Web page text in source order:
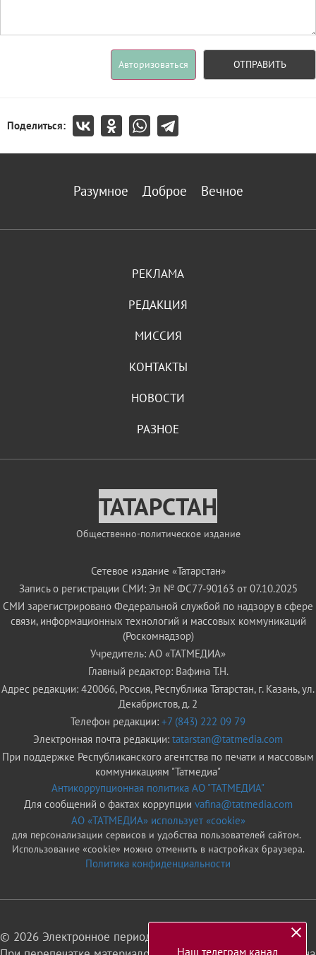
Авторизоваться ОТПРАВИТЬ
Поделиться:
Разумное Доброе Вечное
РЕКЛАМА
РЕДАКЦИЯ
МИССИЯ
КОНТАКТЫ
НОВОСТИ
РАЗНОЕ
ТАТАРСТАН
Общественно-политическое издание
Сетевое издание «Татарстан»
Запись о регистрации СМИ: Эл № ФС77-90163 от 07.10.2025
СМИ зарегистрировано Федеральной службой по надзору в сфере
связи, информационных технологий и массовых коммуникаций
(Роскомнадзор)
Учредитель: АО «ТАТМЕДИА»
Главный редактор: Вафина Т.Н.
Адрес редакции: 420066, Россия, Республика Татарстан, г. Казань, ул.
Декабристов, д. 2
Телефон редакции: +7 (843) 222 09 79
Электронная почта редакции: tatarstan@tatmedia.com
При поддержке Республиканского агентства по печати и массовым
коммуникациям "Татмедиа"
Антикоррупционная политика АО "ТАТМЕДИА"
Для сообщений о фактах коррупции vafina@tatmedia.com
АО «ТАТМЕДИА» использует «cookie»
для персонализации сервисов и удобства пользователей сайтом.
Использование «cookie» можно отменить в настройках браузера.
Политика конфиденциальности
© 2026 Электронное периодическое издание «Татарстан»
Наш телеграм канал